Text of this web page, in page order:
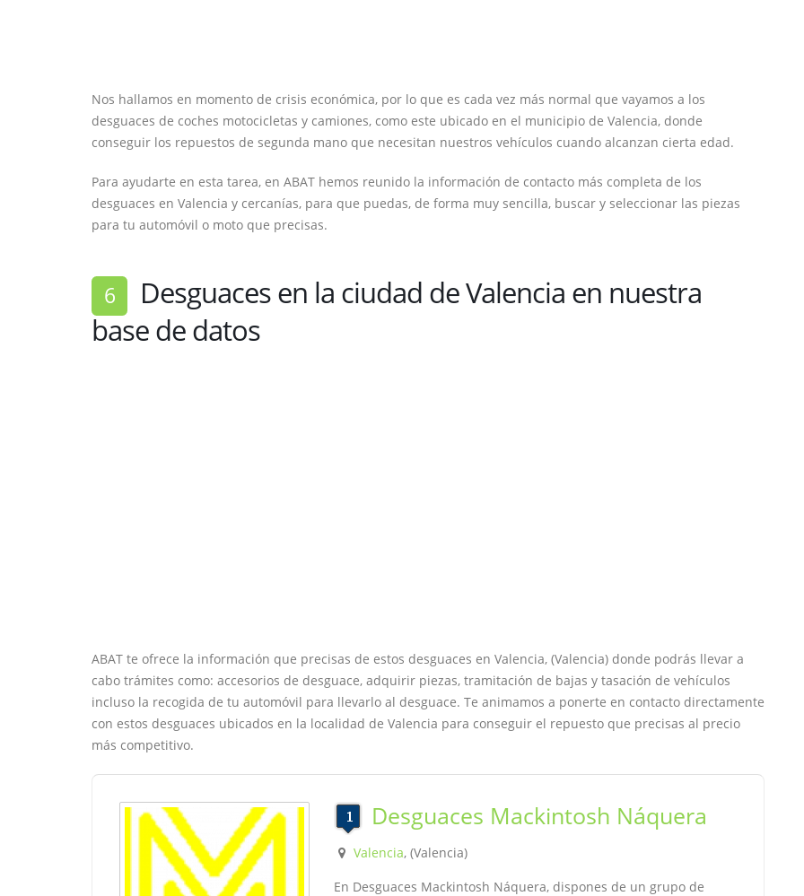
Nos hallamos en momento de crisis económica, por lo que es cada vez más normal que vayamos a los
desguaces de coches motocicletas y camiones, como este ubicado en el municipio de Valencia, donde
conseguir los repuestos de segunda mano que necesitan nuestros vehículos cuando alcanzan cierta edad.
Para ayudarte en esta tarea, en ABAT hemos reunido la información de contacto más completa de los
desguaces en Valencia y cercanías, para que puedas, de forma muy sencilla, buscar y seleccionar las piezas
para tu automóvil o moto que precisas.
6 Desguaces en la ciudad de Valencia en nuestra
base de datos
ABAT te ofrece la información que precisas de estos desguaces en Valencia, (Valencia) donde podrás llevar a
cabo trámites como: accesorios de desguace, adquirir piezas, tramitación de bajas y tasación de vehículos
incluso la recogida de tu automóvil para llevarlo al desguace. Te animamos a ponerte en contacto directamente
con estos desguaces ubicados en la localidad de Valencia para conseguir el repuesto que precisas al precio
más competitivo.
Desguaces Mackintosh Náquera
Valencia, (Valencia)
En Desguaces Mackintosh Náquera, dispones de un grupo de